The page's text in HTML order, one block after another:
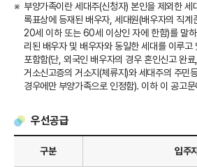
부양가족이란 세대주(신청자) 본인을 제외한 세
록표상에 등재된 배우자, 세대원(배우자의 직계
20세 이하 또는 60세 이상인 자에 한함)를 말
리된 배우자 및 배우자와 동일한 세대를 이루고
포함함(단, 외국인 배우자의 경우 혼인신고 완
거소신고증의 거소지(체류지)와 세대주의 주민
경우에만 부양가족으로 인정함). 이하 이 공고
우선공급
구분
입주